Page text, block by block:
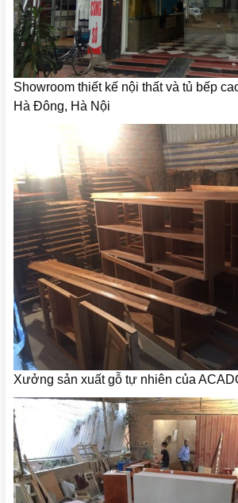
Showroom thiết kế nội thất và tủ bếp
Hà Đông, Hà Nội
Xưởng sản xuất gỗ tự nhiên của